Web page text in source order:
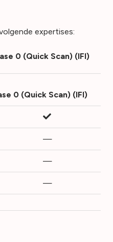
expertises:
0 (Quick Scan) (IFI)
0 (Quick Scan) (IFI)
—
—
—